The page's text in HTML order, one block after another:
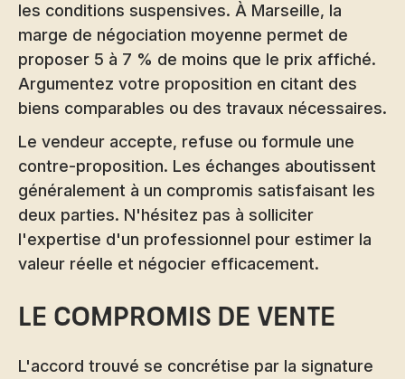
les conditions suspensives. À Marseille, la
marge de négociation moyenne permet de
proposer 5 à 7 % de moins que le prix affiché.
Argumentez votre proposition en citant des
biens comparables ou des travaux nécessaires.
Le vendeur accepte, refuse ou formule une
contre-proposition. Les échanges aboutissent
généralement à un compromis satisfaisant les
deux parties. N'hésitez pas à solliciter
l'expertise d'un professionnel pour estimer la
valeur réelle et négocier efficacement.
Le compromis de vente
L'accord trouvé se concrétise par la signature